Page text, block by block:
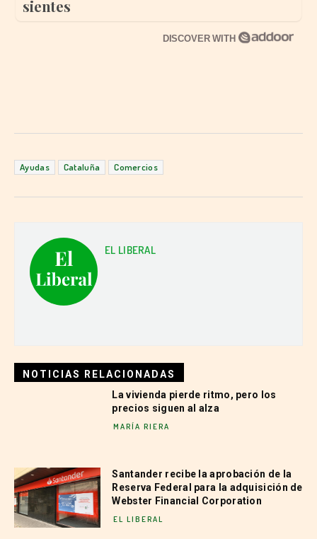
sientes
DISCOVER WITH
Ayudas Cataluña Comercios
EL LIBERAL
NOTICIAS RELACIONADAS
La vivienda pierde ritmo, pero los
precios siguen al alza
MARÍA RIERA
Santander recibe la aprobación de la
Reserva Federal para la adquisición de
Webster Financial Corporation
EL LIBERAL